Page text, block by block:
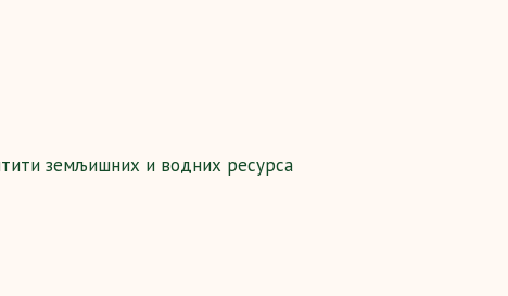
земљишних и водних ресурса